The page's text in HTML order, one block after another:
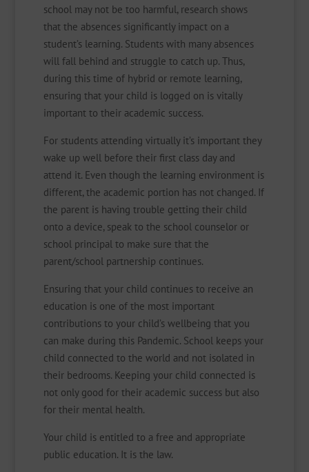
school may not be too harmful, research shows
that the absences significantly impact on a
student’s learning. Students with many absences
will fall behind and struggle to catch up. Thus,
during this time of hybrid or remote learning,
ensuring that your child is logged on is vitally
important to their academic success.
For students attending virtually it’s important they
wake up well before their first class day and
attend it. Even though the learning environment is
different, the academic portion has not changed. If
the parent is having trouble getting their child
onto a device, speak to the school counselor or
school principal to make sure that the
parent/school partnership continues.
Ensuring that your child continues to receive an
education is one of the most important
contributions to your child’s wellbeing that you
can make during this Pandemic. School keeps your
child connected to the world and not isolated in
their bedrooms. Keeping your child connected is
not only good for their academic success but also
for their mental health.
Your child is entitled to a free and appropriate
public education. It is the law.